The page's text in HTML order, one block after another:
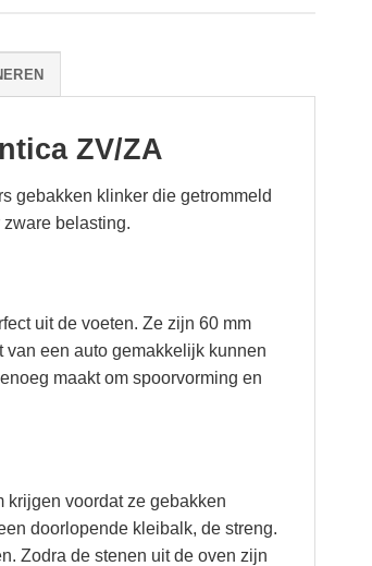
ZV/ZA
gebakken klinker die getrommeld
belasting.
uit de voeten. Ze zijn 60 mm
van een auto gemakkelijk kunnen
maakt om spoorvorming en
krijgen voordat ze gebakken
doorlopende kleibalk, de streng.
Zodra de stenen uit de oven zijn